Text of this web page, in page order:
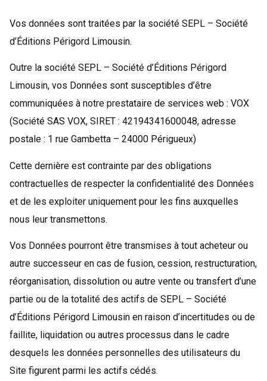
Vos données sont traitées par la société SEPL – Société
d’Éditions Périgord Limousin.
Outre la société SEPL – Société d’Éditions Périgord
Limousin, vos Données sont susceptibles d’être
communiquées à notre prestataire de services web : VOX
(Société SAS VOX, SIRET : 42194341600048, adresse
postale : 1 rue Gambetta – 24000 Périgueux)
Cette dernière est contrainte par des obligations
contractuelles de respecter la confidentialité des Données
et de les exploiter uniquement pour les fins auxquelles
nous leur transmettons.
Vos Données pourront être transmises à tout acheteur ou
autre successeur en cas de fusion, cession, restructuration,
réorganisation, dissolution ou autre vente ou transfert d’une
partie ou de la totalité des actifs de SEPL – Société
d’Éditions Périgord Limousin en raison d’incertitudes ou de
faillite, liquidation ou autres processus dans le cadre
desquels les données personnelles des utilisateurs du
Site figurent parmi les actifs cédés.